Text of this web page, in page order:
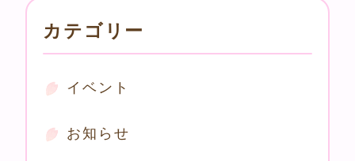
カテゴリー
イベント
お知らせ